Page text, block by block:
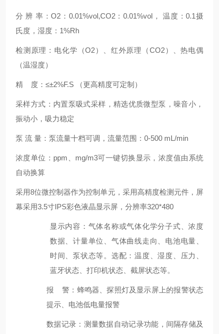
分 辨 率：O2 ： 0.01%vol,CO2：0.01%vol ， 温度：0.1摄
氏度，湿度： 1%Rh
检测原理： 电化学（O2）、红外原理（CO2）、热电偶
（温湿度）
精 度： ≤±2%F.S （更高精度可定制）
采样方式：内置泵吸式采样，精选优质微型泵，噪音小，
振动小，吸力稳定
泵 流 量： 泵流量十档可调，流量范围： 0-500 mL/min
浓度单位： ppm mg/m3可一键切换显示，浓度值由系统
自动换算
采用8位微控制器作为控制单元，采用高精度检测元件，屏
幕采用3.5寸IPS彩色液晶显示屏，分辨率320*480
显示内容：气体名称或气体化学分子式、浓度
数据、计量单位、气体曲线走向、电池电量、
时间、泵状态等。选配：温度、湿度、压力、
蓝牙状态、打印机状态、截屏状态等。
报
警：蜂鸣器、探照灯及显示屏上的报警状态
提示、电池低电量报警
数据记录：测量数据自动记录功能，间隔存储及